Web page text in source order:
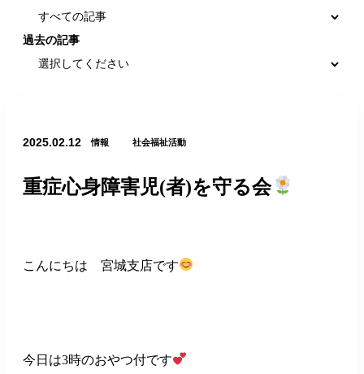
過去の記事
2025.02.12 情報 社会福祉活動
重症心身障害児(者)を守る会
こんにちは 宮城支店です
今日は3時のおやつ付です